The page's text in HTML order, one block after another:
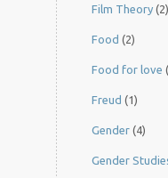
Film Theory (2)
Food (2)
Food for love
Freud (1)
Gender (4)
Gender